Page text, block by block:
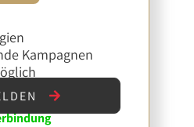
Kampagnen